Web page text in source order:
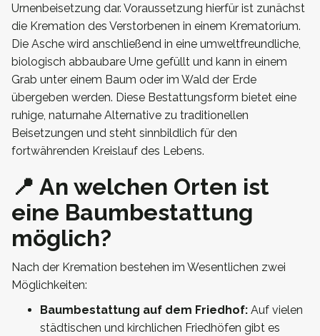
Urnenbeisetzung dar. Voraussetzung hierfür ist zunächst
die Kremation des Verstorbenen in einem Krematorium.
Die Asche wird anschließend in eine umweltfreundliche,
biologisch abbaubare Urne gefüllt und kann in einem
Grab unter einem Baum oder im Wald der Erde
übergeben werden. Diese Bestattungsform bietet eine
ruhige, naturnahe Alternative zu traditionellen
Beisetzungen und steht sinnbildlich für den
fortwährenden Kreislauf des Lebens.
📍 An welchen Orten ist
eine Baumbestattung
möglich?
Nach der Kremation bestehen im Wesentlichen zwei
Möglichkeiten:
Baumbestattung auf dem Friedhof: Auf vielen
städtischen und kirchlichen Friedhöfen gibt es